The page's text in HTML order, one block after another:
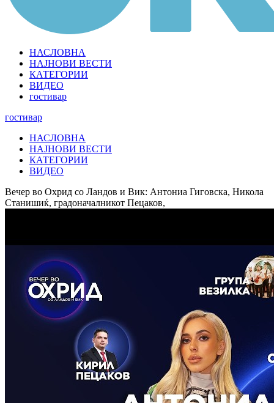
НАСЛОВНА
НАЈНОВИ ВЕСТИ
КАТЕГОРИИ
ВИДЕО
гостивар
гостивар
НАСЛОВНА
НАЈНОВИ ВЕСТИ
КАТЕГОРИИ
ВИДЕО
Вечер во Охрид со Ландов и Вик: Антониа Гиговска, Никола
Станишиќ, градоначалникот Пецаков,